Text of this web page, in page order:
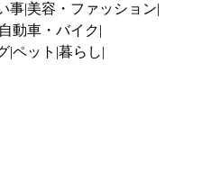
事 美容・ファッション
自動車・バイク
ペット 暮らし